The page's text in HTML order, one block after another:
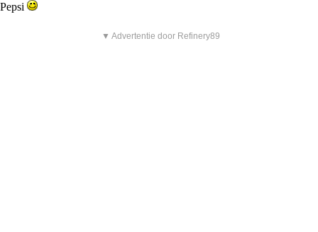
Pepsi
▼ Advertentie door Refinery89